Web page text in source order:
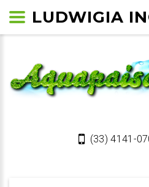
(33) 4141-